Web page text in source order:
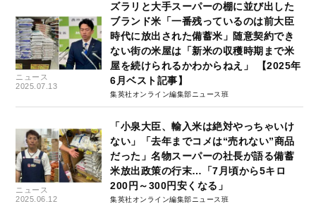
ニュース
2025.07.13
ズラリと大手スーパーの棚に並び出した
ブランド米「一番残っているのは前大臣
時代に放出された備蓄米」随意契約でき
ない街の米屋は「新米の収穫時期まで米
屋を続けられるかわからねえ」 【2025年
6月ベスト記事】
集英社オンライン編集部ニュース班
ニュース
2025.06.12
「小泉大臣、輸入米は絶対やっちゃいけ
ない」「去年までコメは“売れない”商品
だった」名物スーパーの社長が語る備蓄
米放出政策の行末…「7月頃から5キロ
200円～300円安くなる」
集英社オンライン編集部ニュース班